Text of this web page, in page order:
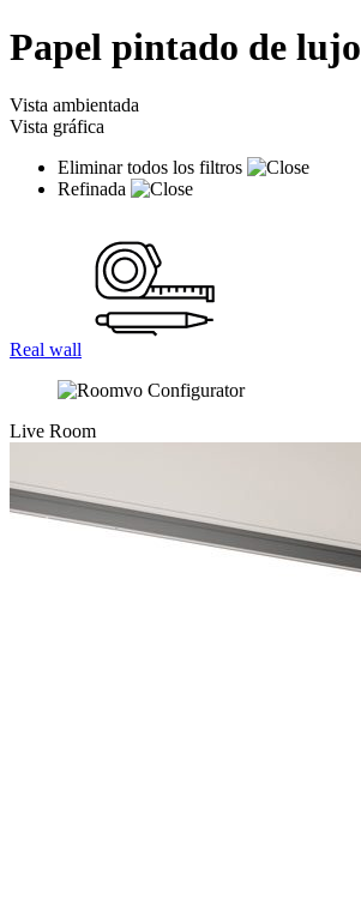
Papel pintado de lujo
Vista ambientada
Vista gráfica
Eliminar todos los filtros
Refinada
Real wall
Live Room